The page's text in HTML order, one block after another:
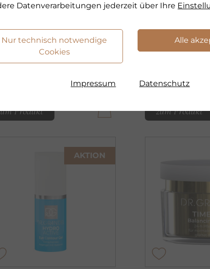
Datenverarbeitungen jederzeit über Ihre
Nur technisch notwendige
Cookies
Alle
Impressum Datenschutz
200 ml
pro 1 l
Produkt
€ 23,90 200
€ 119,50 pro 1 l
zum Produkt
AKTION